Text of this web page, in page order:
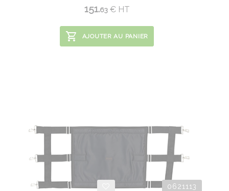
151.63 €HT
AJOUTER AU PANIER
0621113